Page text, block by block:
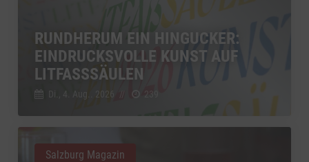
RUNDHERUM EIN HINGUCKER:
EINDRUCKSVOLLE KUNST AUF
LITFASSSÄULEN
Di., 4. Aug.. 2026 239
Salzburg Magazin